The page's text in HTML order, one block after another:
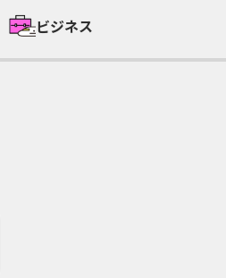
ビジネス